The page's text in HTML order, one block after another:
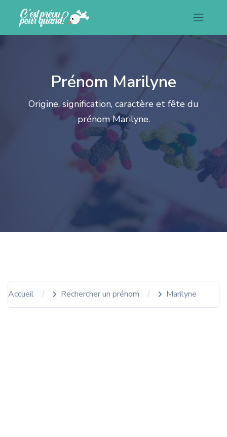
Prénom Marilyne
Origine, signification, caractère et fête du
prénom Marilyne.
Accueil Rechercher un prénom Marilyne